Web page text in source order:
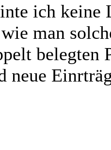
ich keine
man
belegten
neue